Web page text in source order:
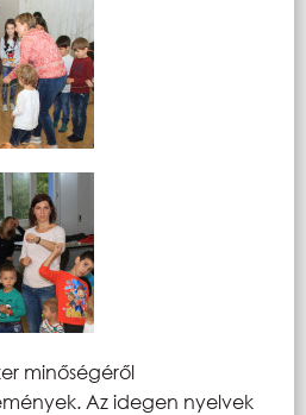
minőségéről
Az idegen nyelvek